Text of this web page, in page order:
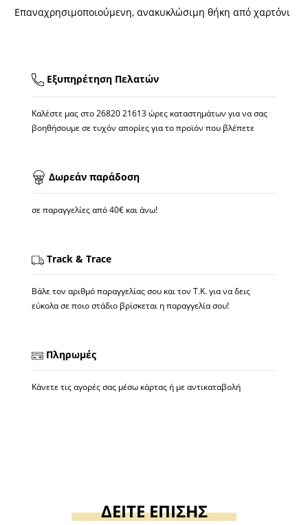
Επαναχρησιμοποιούμενη, ανακυκλώσιμη θήκη από χαρτόνι
Εξυπηρέτηση Πελατών
Καλέστε μας στο26820 21613ώρες καταστημάτων για να σας
βοηθήσουμε σε τυχόν απορίες για το προϊόν που βλέπετε
Δωρεάν παράδοση
σε παραγγελίες από 40€ και άνω!
Track & Trace
Βάλε τον αριθμό παραγγελίας σου και τον Τ.Κ. για να δεις
εύκολα σε ποιο στάδιο βρίσκεται η παραγγελία σου!
Πληρωμές
Κάνετε τις αγορές σας μέσω κάρτας ή με αντικαταβολή
ΔΕΙΤΕ ΕΠΙΣΗΣ